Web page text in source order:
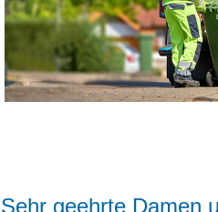
Sehr geehrte Damen